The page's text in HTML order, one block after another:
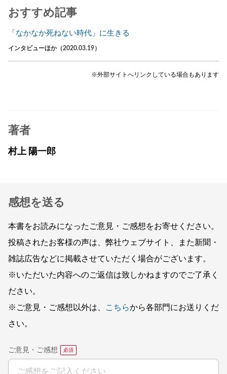
おすすめ記事
「なかなか死ねない時代」に生きる
インタビューほか（2020.03.19）
※外部サイトへリンクしている場合もあります
著者
村上 陽一郎
感想を送る
本書をお読みになったご意見・ご感想をお寄せください。
投稿されたお客様の声は、弊社ウェブサイト、また新聞・
雑誌広告などに掲載させていただく場合がございます。
※いただいた内容へのご返信は致しかねますのでご了承く
ださい。
※ご意見・ご感想以外は、
こちらから各部門にお送りくだ
さい。
ご意見・ご感想